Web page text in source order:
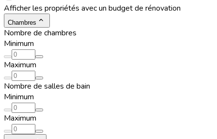
Afficher les propriétés avec un budget de rénovation
Chambres
Nombre de chambres
Minimum
Maximum
Nombre de salles de bain
Minimum
Maximum